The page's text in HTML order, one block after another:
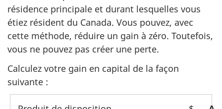
résidence principale et durant lesquelles vous
étiez résident du Canada. Vous pouvez, avec
cette méthode, réduire un gain à zéro. Toutefois,
vous ne pouvez pas créer une perte.
Calculez votre gain en capital de la façon
suivante :